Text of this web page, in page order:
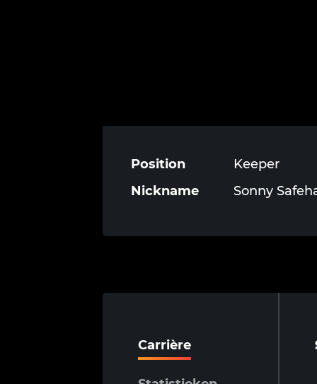
Position
Keeper
Nickname
Sonny
Carrière